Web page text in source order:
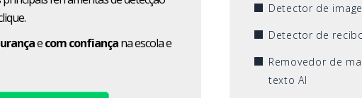
ecom confiançana escola e
Detector de
Detector de
Removedor de
texto AI